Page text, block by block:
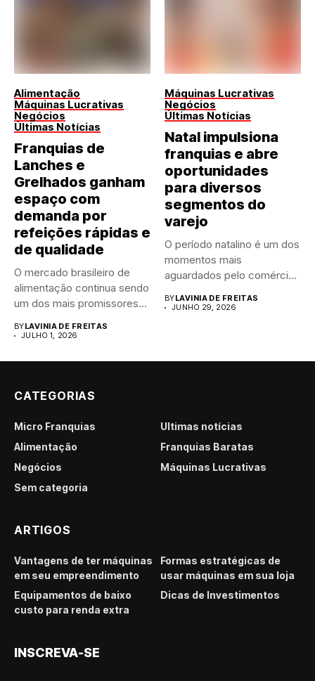
Alimentação
Máquinas Lucrativas
Negócios
Últimas Notícias
Franquias de
Lanches e
Grelhados ganham
espaço com
demanda por
refeições rápidas e
de qualidade
O mercado brasileiro de
alimentação continua sendo
um dos mais promissores
BYLAVINIA DE FREITAS
JULHO 1, 2026
Máquinas Lucrativas
Negócios
Últimas Notícias
Natal impulsiona
franquias e abre
oportunidades
para diversos
segmentos do
varejo
O período natalino é um dos
momentos mais
aguardados pelo comércio
BYLAVINIA DE FREITAS
JUNHO 29, 2026
CATEGORIAS
Micro Franquias
Últimas notícias
Alimentação
Franquias Baratas
Negócios
Máquinas Lucrativas
Sem categoria
ARTIGOS
Vantagens de ter máquinas
em seu empreendimento
Formas estratégicas de
usar máquinas em sua loja
Equipamentos de baixo
custo para renda extra
Dicas de Investimentos
INSCREVA-SE